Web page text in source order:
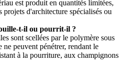
est produit en quantités limitées,
d'architecture spécialisés ou
t-il ou pourrit-il ?
sont scellées par le polymère sous
peuvent pénétrer, rendant le
à la pourriture, aux champignons